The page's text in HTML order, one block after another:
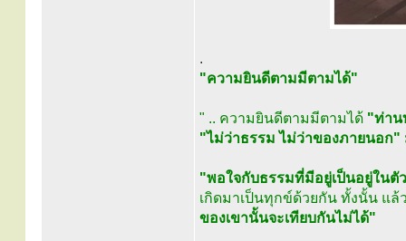
.
"ความยินดีตามมีตามได้"
" .. ความยินดีตามมีตามได้ "ท่าน
"ไม่ว่าธรรม ไม่ว่าของภายนอก"
"พอใจกับธรรมที่มีอยู่เป็นอยู่ในตั
เกิดมาเป็นทุกข์ด้วยกัน ทั้งนั้น แ
ของเขานั้นจะเทียบกันไม่ได้"